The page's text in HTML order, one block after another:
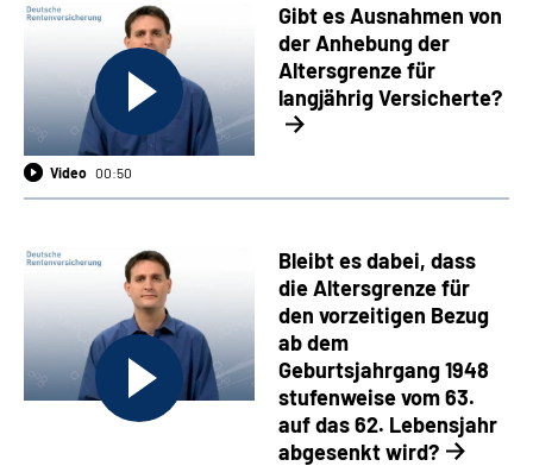
Gibt es Ausnahmen von
der Anhebung der
Altersgrenze für
langjährig Versicherte?
Video 00:50
Bleibt es dabei, dass
die Altersgrenze für
den vorzeitigen Bezug
ab dem
Geburtsjahrgang 1948
stufenweise vom 63.
auf das 62. Lebensjahr
abgesenkt wird?